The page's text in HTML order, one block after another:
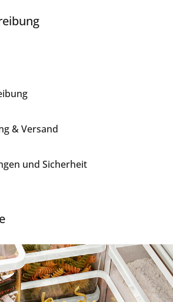
& Versand
und Sicherheit